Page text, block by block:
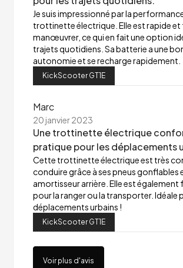
Je suis impressionné par la
trottinette électrique. Elle est rapide et
manœuvrer, ce qui en fait une option
trajets quotidiens. Sa batterie a une
autonomie et se recharge rapidement.
KickScooter GT1E
Marc
20 janvier 2023
Une trottinette électrique
pratique pour les déplacements
Cette trottinette électrique est très
conduire grâce à ses pneus gonflables
amortisseur arrière. Elle est également
pour la ranger ou la transporter. Idéale
déplacements urbains !
KickScooter GT1E
Voir plus d'avis